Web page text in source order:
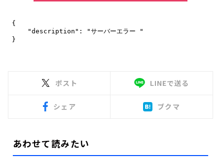
ポスト LINEで送る
シェア ブクマ
あわせて読みたい